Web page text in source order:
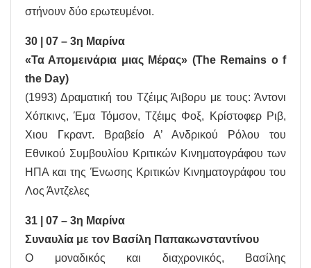
στήνουν δύο ερωτευμένοι.
30 | 07 – 3η Μαρίνα
«Τα Απομεινάρια μιας Μέρας» (The Remains o f
the Day)
(1993) Δραματική του Τζέιμς Άιβορυ με τους: Άντονι
Χόπκινς, Έμα Τόμσον, Τζέιμς Φοξ, Κρίστοφερ Ριβ,
Χιου Γκραντ. Βραβείο Α’ Ανδρικού Ρόλου του
Εθνικού Συμβουλίου Κριτικών Κινηματογράφου των
ΗΠΑ και της Ένωσης Κριτικών Κινηματογράφου του
Λος Άντζελες
31 | 07 – 3η Μαρίνα
Συναυλία με τον Βασίλη Παπακωνσταντίνου
Ο μοναδικός και διαχρονικός, Βασίλης